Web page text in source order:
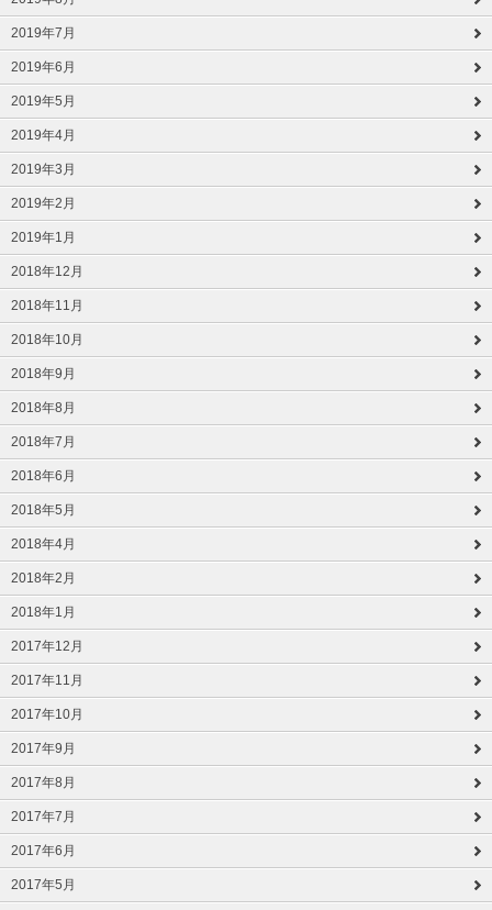
2019年7月
2019年6月
2019年5月
2019年4月
2019年3月
2019年2月
2019年1月
2018年12月
2018年11月
2018年10月
2018年9月
2018年8月
2018年7月
2018年6月
2018年5月
2018年4月
2018年2月
2018年1月
2017年12月
2017年11月
2017年10月
2017年9月
2017年8月
2017年7月
2017年6月
2017年5月